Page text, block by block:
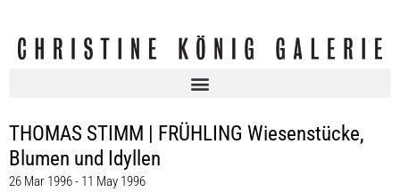
THOMAS STIMM | FRÜHLING Wiesenstücke,
Blumen und Idyllen
26 Mar 1996 - 11 May 1996